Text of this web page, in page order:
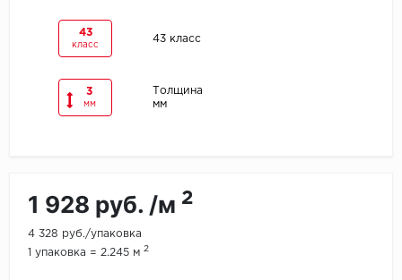
43
класс
43 класс
3
мм
Толщина
мм
1 928 руб. /м 2
4 328 руб./упаковка
1 упаковка = 2.245 м 2